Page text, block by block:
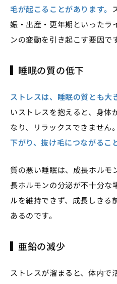
毛が起こることがあります。
娠・出産・更年期といったラ
ンの変動を引き起こす要因です
睡眠の質の低下
ストレスは、睡眠の質とも大
いストレスを抱えると、身体
なり、リラックスできません
下がり、抜け毛につながるこ
質の悪い睡眠は、成長ホルモ
長ホルモンの分泌が不十分な
ルを維持できず、成長しきる
あるのです。
亜鉛の減少
ストレスが溜まると、体内で